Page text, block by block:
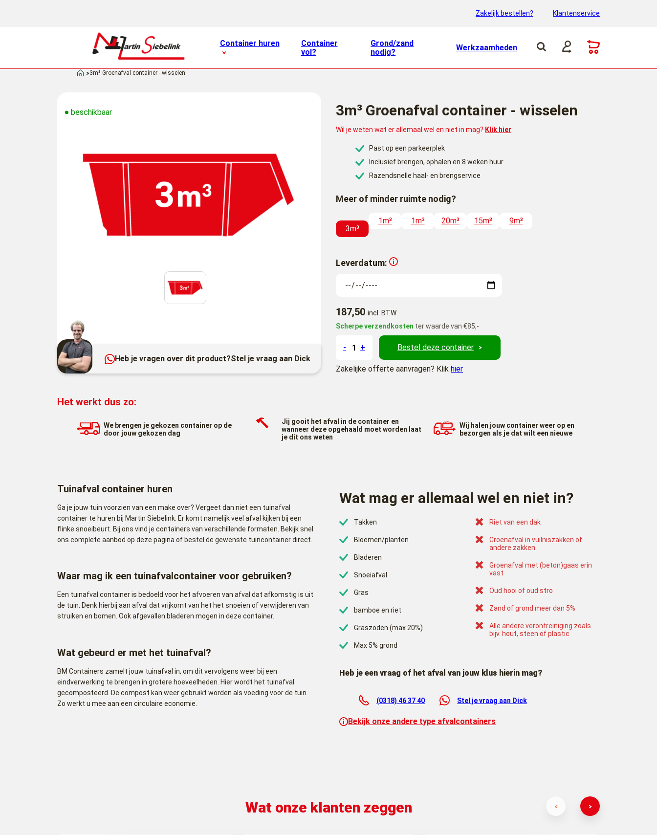
Zakelijk bestellen? Klantenservice
Container huren
Grond/zand
nodig?
Container
vol?
Werkzaamheden
3m³ Groenafval container - wisselen
beschikbaar
Heb je vragen over dit product?Stel je vraag aan Dick
3m³ Groenafval container - wisselen
Wil je weten wat er allemaal wel en niet in mag? Klik hier
Past op een parkeerplek
Inclusief brengen, ophalen en 8 weken huur
Razendsnelle haal- en brengservice
Meer of minder ruimte nodig?
3m³
1m³ 1m³ 20m³ 15m³ 9m³
Leverdatum:
187,50 incl. BTW
Scherpe verzendkosten ter waarde van €85,-
- + Bestel deze container
Zakelijke offerte aanvragen? Klik hier
Het werkt dus zo:
We brengen je gekozen container op de
door jouw gekozen dag
Jij gooit het afval in de container en
wanneer deze opgehaald moet worden laat
je dit ons weten
Wij halen jouw container weer op en
bezorgen als je dat wilt een nieuwe
Tuinafval container huren
Ga je jouw tuin voorzien van een make over? Vergeet dan niet een tuinafval
container te huren bij Martin Siebelink. Er komt namelijk veel afval kijken bij een
flinke snoeibeurt. Bij ons vind je containers van verschillende formaten. Bekijk snel
ons complete aanbod op deze pagina of bestel de gewenste tuincontainer direct.
Waar mag ik een tuinafvalcontainer voor gebruiken?
Een tuinafval container is bedoeld voor het afvoeren van afval dat afkomstig is uit
de tuin. Denk hierbij aan afval dat vrijkomt van het het snoeien of verwijderen van
struiken en bomen. Ook afgevallen bladeren mogen in deze container.
Wat gebeurd er met het tuinafval?
BM Containers zamelt jouw tuinafval in, om dit vervolgens weer bij een
eindverwerking te brengen in grotere hoeveelheden. Hier wordt het tuinafval
gecomposteerd. De compost kan weer gebruikt worden als voeding voor de tuin.
Zo werkt u mee aan een circulaire economie.
Wat mag er allemaal wel en niet in?
Takken
Bloemen/planten
Bladeren
Snoeiafval
Gras
bamboe en riet
Graszoden (max 20%)
Max 5% grond
Riet van een dak
Groenafval in vuilniszakken of
andere zakken
Groenafval met (beton)gaas erin
vast
Oud hooi of oud stro
Zand of grond meer dan 5%
Alle andere verontreiniging zoals
bijv. hout, steen of plastic
Heb je een vraag of het afval van jouw klus hierin mag?
(0318) 46 37 40 Stel je vraag aan Dick
Bekijk onze andere type afvalcontainers
Wat onze klanten zeggen